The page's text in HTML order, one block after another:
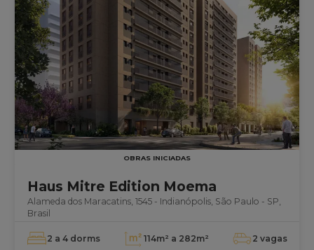
OBRAS INICIADAS
Haus Mitre Edition Moema
Alameda dos Maracatins, 1545 - Indianópolis, São Paulo - SP,
Brasil
2 a 4 dorms 114m² a 282m² 2 vagas